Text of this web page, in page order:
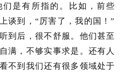
是有所指的。比如，前些
谈到， “厉害了，我的国！”
到后，很不舒服。他们甚至
满，不够实事求是。还有人
不到我们还有很多领域处于